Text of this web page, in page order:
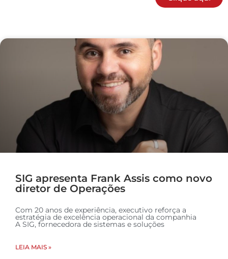
SIG apresenta Frank Assis como novo
diretor de Operações
Com 20 anos de experiência, executivo reforça a
estratégia de excelência operacional da companhia
A SIG, fornecedora de sistemas e soluções
LEIA MAIS »